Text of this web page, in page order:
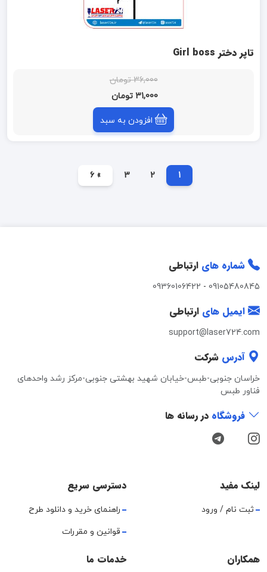
تاپر دختر Girl boss
36,000 تومان
31,000 تومان
افزودن به سبد
1
2
3
» 6
شماره های ارتباطی
09105480845
-
09360106422
ایمیل های ارتباطی
support@laser724.com
آدرس شرکت
خراسان جنوبی-طبس-خیابان شهید بهشتی جنوبی-مرکز رشد واحدهای
فناور طبس
فروشگاه در رسانه ها
لینک مفید
ثبت نام / ورود
دسترسی سریع
راهنمای خرید و دانلود طرح
قوانین و مقررات
همکاران خدمات ما